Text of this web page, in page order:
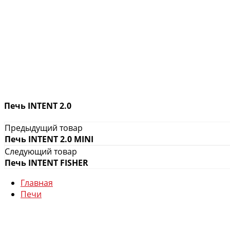
Печь INTENT 2.0
Предыдущий товар
Печь INTENT 2.0 MINI
Следующий товар
Печь INTENT FISHER
Главная
Печи